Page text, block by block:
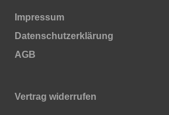
Impressum
Daten­schutz­erklärung
AGB
Vertrag widerrufen